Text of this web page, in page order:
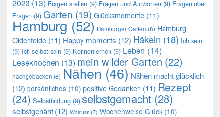
2023 (13) Fragen stellen (9) Fragen und Antworten (9) Fragen über
Fragen (9) Garten (19) Glücksmomente (11)
Hamburg (52) Hamburger Garten (8) Hamburg
Oldenfelde (11) Happy moments (12) Häkeln (18) Ich sein
(9) Ich selbst sein (9) Kennenlernen (9) Leben (14)
Leseknochen (13) mein wilder Garten (22)
nachgebacken (8) Nähen (46) Nähen macht glücklich
(12) persönliches (10) positive Gedanken (11) Rezept
(24) Selbstfindung (9) selbstgemacht (28)
selbstgenäht (12) Walnuss (7) Wochenweise Glück (10)